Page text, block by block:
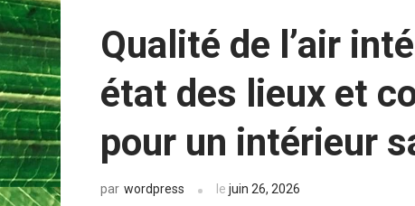
Qualité de l’air
état des lieux et
pour un intérieur
par wordpress lejuin 26, 2026